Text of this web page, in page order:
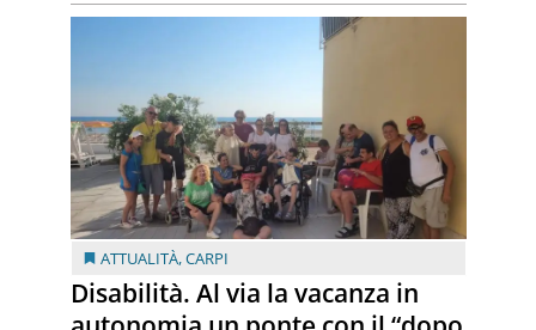
ATTUALITÀ,CARPI
Disabilità. Al via la vacanza in